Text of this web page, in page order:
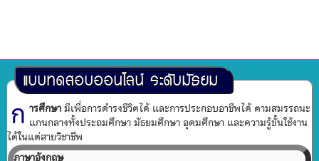
แบบทดสอบออนไลน์ ระดับมัธยม
ก ารศึกษามีเพื่อการดำรงชีวิตได้ และการประกอบอาชีพได้ ตามสมรรถนะ
แกนกลางทั้งประถมศึกษา มัธยมศึกษา อุดมศึกษา และความรู้ขั้นใช้งาน
ได้ในแต่สายวิชาชีพ
ภาษาอังกฤษ